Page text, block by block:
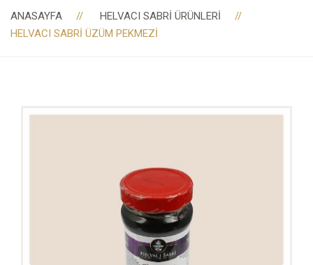
ANASAYFA
HELVACI SABRI ÜRÜNLERI
HELVACI SABRI ÜZÜM PEKMEZI